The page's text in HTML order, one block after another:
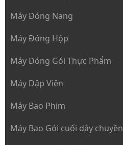
Máy Đóng Nang
Máy Đóng Hộp
Máy Đóng Gói Thực Phẩm
Máy Dập Viên
Máy Bao Phim
Máy Bao Gói cuối dây chuyền